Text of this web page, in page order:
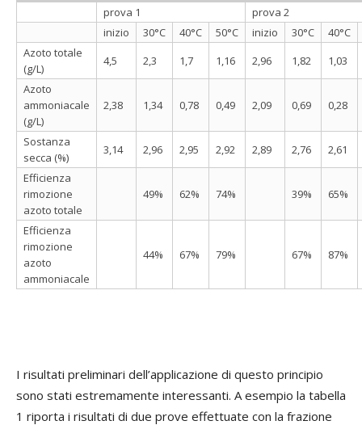
prova 1
prova 2
inizio
30°C 40°C 50°C inizio 30°C
40°C
Azoto totale
(g/L)
4,5 2,3 1,7 1,16 2,96 1,82
1,03
Azoto
ammoniacale
(g/L)
2,38 1,34 0,78 0,49 2,09 0,69 0,28
Sostanza
secca (%)
3,14 2,96 2,95 2,92 2,89 2,76
2,61
Efficienza
rimozione
azoto totale
49% 62% 74% 39% 65%
Efficienza
rimozione
azoto
ammoniacale
44% 67% 79% 67% 87%
I risultati preliminari dell’applicazione di questo principio
sono stati estremamente interessanti. A esempio la tabella
1 riporta i risultati di due prove effettuate con la frazione